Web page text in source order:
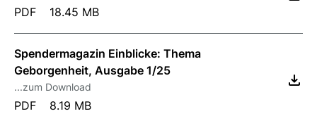
PDF 18.45 MB
Spendermagazin Einblicke: Thema
Geborgenheit, Ausgabe 1/25
...zum Download
PDF 8.19 MB